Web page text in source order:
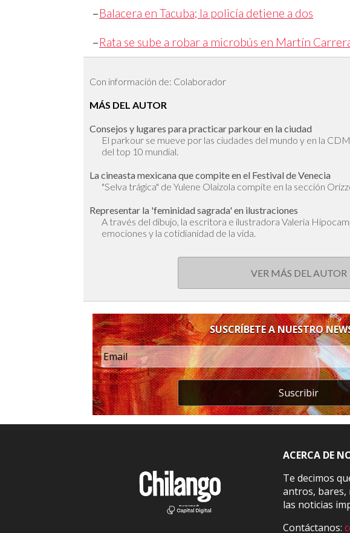
–Balacera en Tacuba; la policía detiene a dos
–Rata se sube a robar a microbús en Martín
Con información de: Colaborador
MÁS DEL AUTOR
Consejos y lugares para practicar parkour en la ciudad
El parkour se mueve por las ciudades del mundo y en la
del top 10 mundial.
La cineasta mexicana que compite en el Festival de Venecia
"Selva trágica" de Yulene Olaizola compite en la sección
Representar la 'feminidad sagrada' en ilustraciones
A través del dibujo, la escritora e ilustradora Valeria
emociones y la cotidianidad de la vida.
VER MÁS DEL AUTOR
SUSCRÍBETE A NUESTRO
Suscribir
ACERCA DE
Te decimos
antros, bares,
las noticias
Contáctanos: